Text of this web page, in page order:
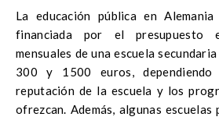
La educación pública en
financiada por el presupuesto
mensuales de una escuela
300 y 1500 euros,
reputación de la escuela y los
ofrezcan. Además, algunas escuelas